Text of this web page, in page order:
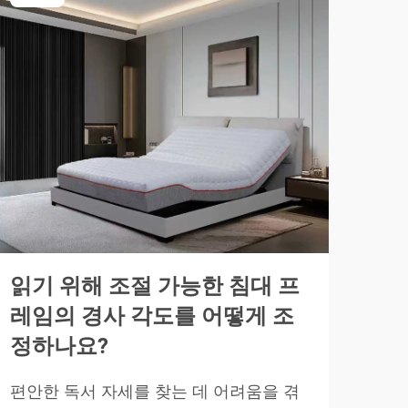
읽기 위해 조절 가능한 침대 프
레임의 경사 각도를 어떻게 조
정하나요?
편안한 독서 자세를 찾는 데 어려움을 겪